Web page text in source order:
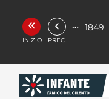
«
INIZIO
‹
PREC.
… 1849